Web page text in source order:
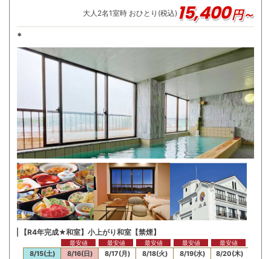
大人 2名1室時 おひとり(税込) 15,400円～
*
【R4年完成★和室】小上がり和室【禁煙】
8/15(土)
8/16(日)
最安値
8/17(月)
最安値
8/18(火)
最安値
8/19(水)
最安値
8/20(木)
最安値